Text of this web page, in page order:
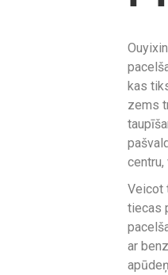
kas
zems
centru,
Veicot
tiecas
ar